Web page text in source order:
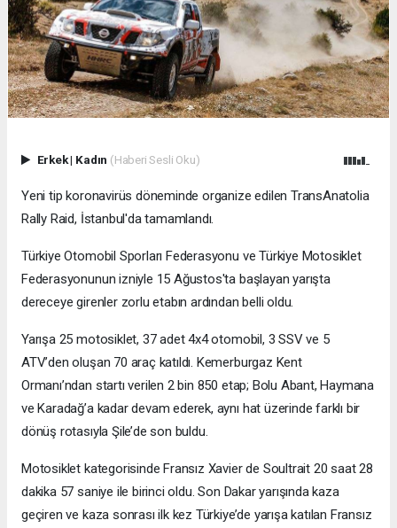
Erkek| Kadın (Haberi Sesli Oku)
Yeni tip koronavirüs döneminde organize edilen TransAnatolia
Rally Raid, İstanbul'da tamamlandı.
Türkiye Otomobil Sporları Federasyonu ve Türkiye Motosiklet
Federasyonunun izniyle 15 Ağustos'ta başlayan yarışta
dereceye girenler zorlu etabın ardından belli oldu.
Yarışa 25 motosiklet, 37 adet 4x4 otomobil, 3 SSV ve 5
ATV’den oluşan 70 araç katıldı. Kemerburgaz Kent
Ormanı’ndan startı verilen 2 bin 850 etap; Bolu Abant, Haymana
ve Karadağ’a kadar devam ederek, aynı hat üzerinde farklı bir
dönüş rotasıyla Şile’de son buldu.
Motosiklet kategorisinde Fransız Xavier de Soultrait 20 saat 28
dakika 57 saniye ile birinci oldu. Son Dakar yarışında kaza
geçiren ve kaza sonrası ilk kez Türkiye’de yarışa katılan Fransız